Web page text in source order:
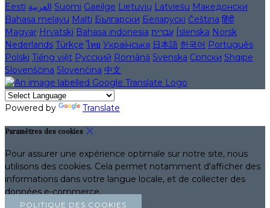
Eesti العربية Suomi Gaeilge Lietuvių Latviešu Македонски
Bahasa melayu Malti Български Беларускі Čeština हिंदी
Magyar Hrvatski Bahasa indonesia עברית Íslenska Norsk
Nederlands Türkçe ไทย Українська 日本語 한국어 Português
Polski Tiếng việt Русский Română Svenska Српски Shqipe
Slovenščina Slovenčina 中文
Powered by Translate
Paramètres des cookies
Pour assurer une expérience optimale sur notre site, nous
utilisons des cookies. Cela permet notamment d'afficher des
informations dans votre langue locale, et de collecter des
données e-commerce.
POLITIQUE DES COOKIES